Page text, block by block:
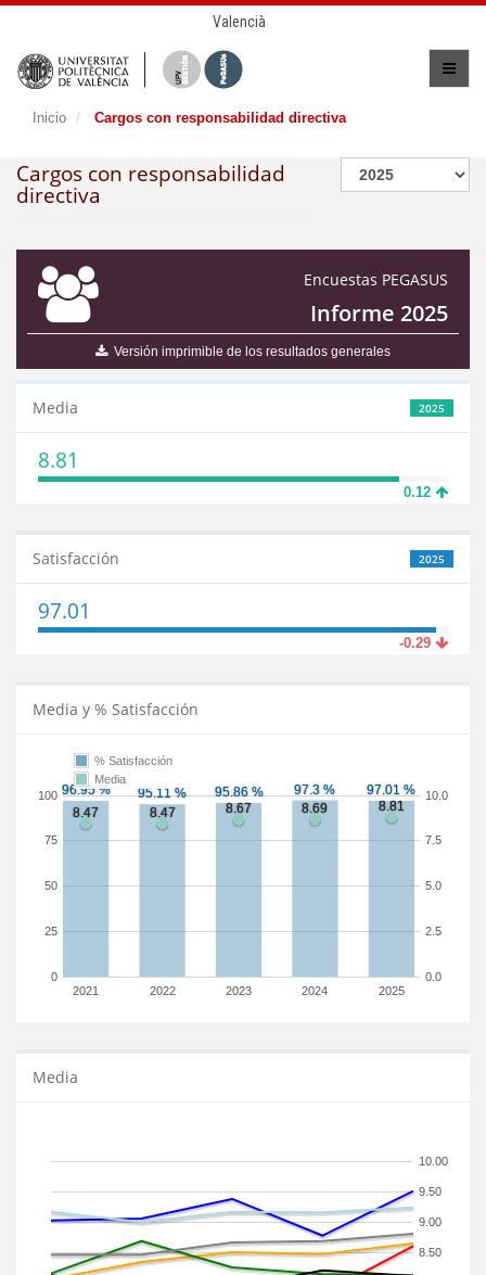
Valencià
Inicio Cargos con responsabilidad directiva
Cargos con responsabilidad
directiva
Encuestas PEGASUS
Informe 2025
Versión imprimible de los resultados generales
2025
Media
8.81
0.12
2025
Satisfacción
97.01
-0.29
Media y % Satisfacción
2021 2022 2023 2024 2025
0
25
50
75
100
0.0
2.5
5.0
7.5
10.0
% Satisfacción
Media
Media
8.50
9.00
9.50
10.00